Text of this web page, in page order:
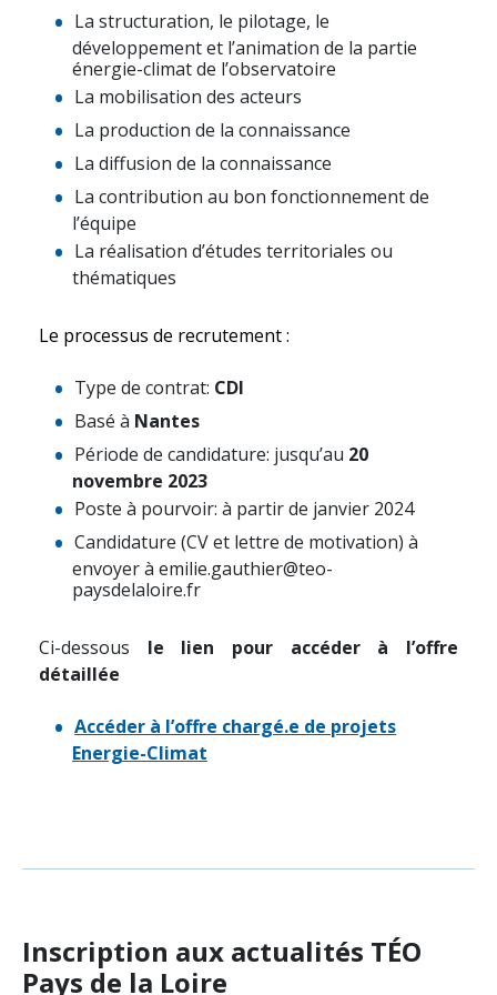
La structuration, le pilotage, le
développement et l’animation de la partie
énergie-climat de l’observatoire
La mobilisation des acteurs
La production de la connaissance
La diffusion de la connaissance
La contribution au bon fonctionnement de
l’équipe
La réalisation d’études territoriales ou
thématiques
Le processus de recrutement :
Type de contrat: CDI
Basé à Nantes
Période de candidature: jusqu’au 20
novembre 2023
Poste à pourvoir: à partir de janvier 2024
Candidature (CV et lettre de motivation) à
envoyer à emilie.gauthier@teo-
paysdelaloire.fr
Ci-dessous le lien pour accéder à l’offre
détaillée
Accéder à l’offre chargé.e de projets
Energie-Climat
Inscription aux actualités TÉO
Pays de la Loire